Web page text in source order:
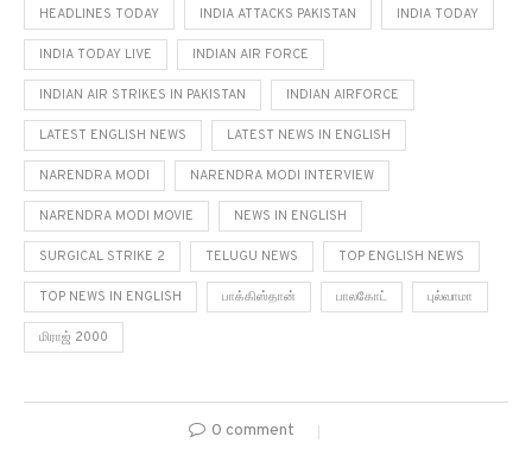
HEADLINES TODAY INDIA ATTACKS PAKISTAN INDIA TODAY
INDIA TODAY LIVE INDIAN AIR FORCE
INDIAN AIR STRIKES IN PAKISTAN INDIAN AIRFORCE
LATEST ENGLISH NEWS LATEST NEWS IN ENGLISH
NARENDRA MODI NARENDRA MODI INTERVIEW
NARENDRA MODI MOVIE NEWS IN ENGLISH
SURGICAL STRIKE 2 TELUGU NEWS TOP ENGLISH NEWS
TOP NEWS IN ENGLISH பாக்கிஸ்தான் பாலகோட் புல்வாமா
மிராஜ் 2000
0 comment